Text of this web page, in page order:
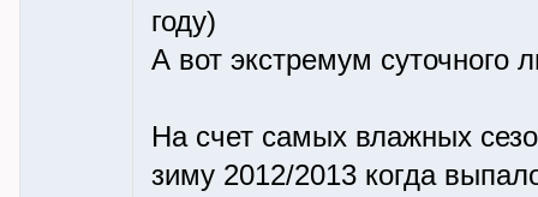
году)
А вот экстремум суточного
На счет самых влажных
зиму 2012/2013 когда